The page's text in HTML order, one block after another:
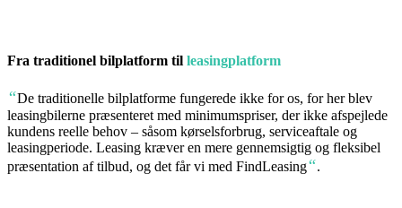
Fra traditionel bilplatform til leasingplatform
“De traditionelle bilplatforme fungerede ikke for os, for her blev
leasingbilerne præsenteret med minimumspriser, der ikke afspejlede
kundens reelle behov – såsom kørselsforbrug, serviceaftale og
leasingperiode. Leasing kræver en mere gennemsigtig og fleksibel
præsentation af tilbud, og det får vi med FindLeasing“.